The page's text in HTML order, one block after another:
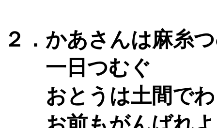
２．かあさんは麻糸
一日つむぐ
おとうは土間でわ